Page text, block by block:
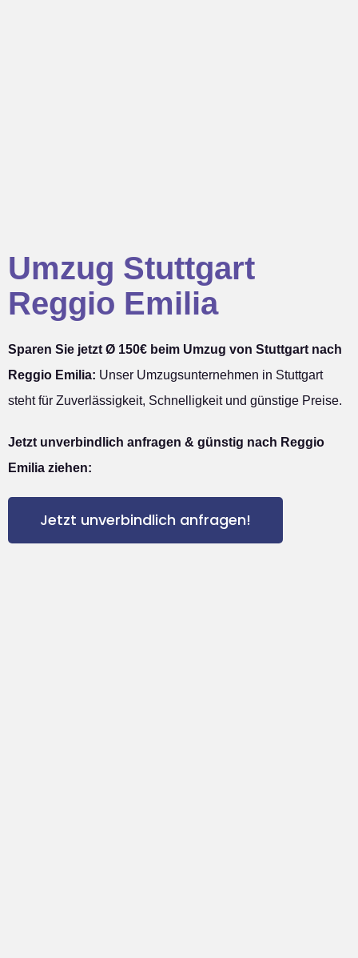
Umzug Stuttgart
Reggio Emilia
Sparen Sie jetzt Ø 150€ beim Umzug von Stuttgart nach
Reggio Emilia: Unser Umzugsunternehmen in Stuttgart
steht für Zuverlässigkeit, Schnelligkeit und günstige Preise.
Jetzt unverbindlich anfragen & günstig nach Reggio
Emilia ziehen:
Jetzt unverbindlich anfragen!